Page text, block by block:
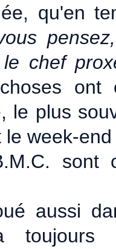
qu'en
chef
ont
le plus
week-
sont
aussi
toujours